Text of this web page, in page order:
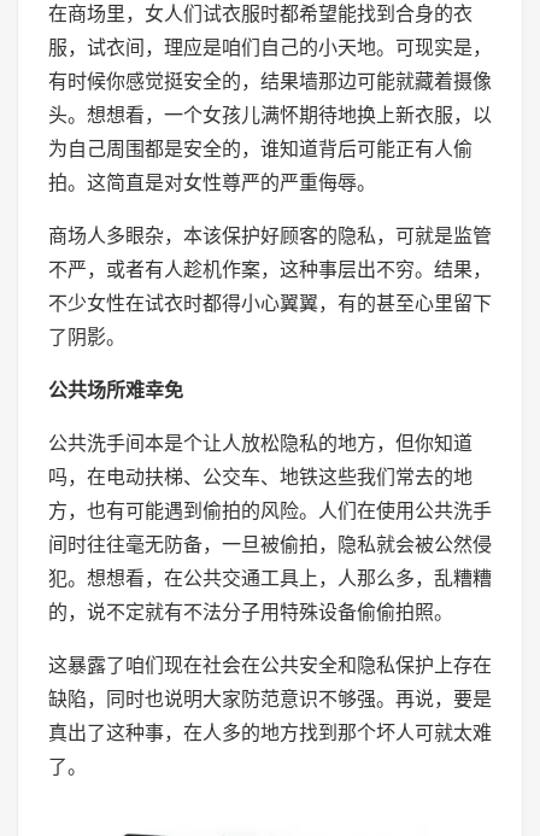
在商场里，女人们试衣服时都希望能找到合身的衣
服，试衣间，理应是咱们自己的小天地。可现实是，
有时候你感觉挺安全的，结果墙那边可能就藏着摄像
头。想想看，一个女孩儿满怀期待地换上新衣服，以
为自己周围都是安全的，谁知道背后可能正有人偷
拍。这简直是对女性尊严的严重侮辱。
商场人多眼杂，本该保护好顾客的隐私，可就是监管
不严，或者有人趁机作案，这种事层出不穷。结果，
不少女性在试衣时都得小心翼翼，有的甚至心里留下
了阴影。
公共场所难幸免
公共洗手间本是个让人放松隐私的地方，但你知道
吗，在电动扶梯、公交车、地铁这些我们常去的地
方，也有可能遇到偷拍的风险。人们在使用公共洗手
间时往往毫无防备，一旦被偷拍，隐私就会被公然侵
犯。想想看，在公共交通工具上，人那么多，乱糟糟
的，说不定就有不法分子用特殊设备偷偷拍照。
这暴露了咱们现在社会在公共安全和隐私保护上存在
缺陷，同时也说明大家防范意识不够强。再说，要是
真出了这种事，在人多的地方找到那个坏人可就太难
了。